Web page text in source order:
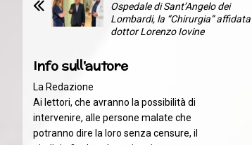
Ospedale di Sant’Angelo dei
Lombardi, la “Chirurgia”
dottor Lorenzo Iovine
Info sull'autore
La Redazione
Ai lettori, che avranno la possibilità di
intervenire, alle persone malate che
potranno dire la loro senza censure, il